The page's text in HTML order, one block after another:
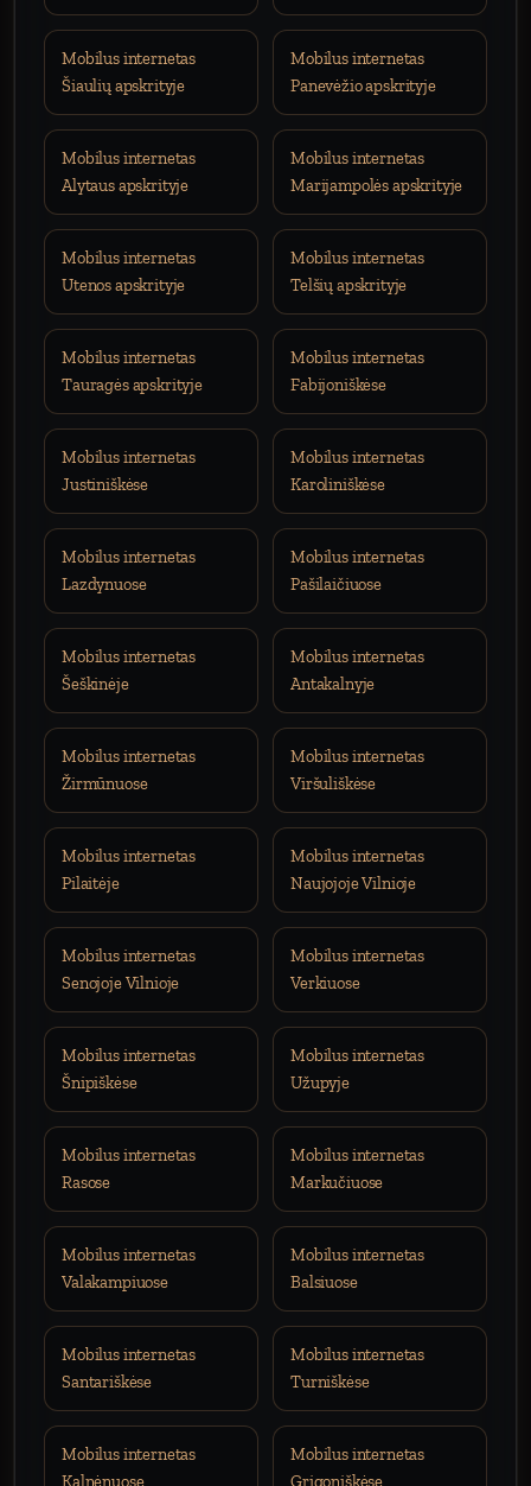
Mobilus internetas
Šiaulių apskrityje
Mobilus internetas
Panevėžio apskrityje
Mobilus internetas
Alytaus apskrityje
Mobilus internetas
Marijampolės apskrityje
Mobilus internetas
Utenos apskrityje
Mobilus internetas
Telšių apskrityje
Mobilus internetas
Tauragės apskrityje
Mobilus internetas
Fabijoniškėse
Mobilus internetas
Justiniškėse
Mobilus internetas
Karoliniškėse
Mobilus internetas
Lazdynuose
Mobilus internetas
Pašilaičiuose
Mobilus internetas
Šeškinėje
Mobilus internetas
Antakalnyje
Mobilus internetas
Žirmūnuose
Mobilus internetas
Viršuliškėse
Mobilus internetas
Pilaitėje
Mobilus internetas
Naujojoje Vilnioje
Mobilus internetas
Senojoje Vilnioje
Mobilus internetas
Verkiuose
Mobilus internetas
Šnipiškėse
Mobilus internetas
Užupyje
Mobilus internetas
Rasose
Mobilus internetas
Markučiuose
Mobilus internetas
Valakampiuose
Mobilus internetas
Balsiuose
Mobilus internetas
Santariškėse
Mobilus internetas
Turniškėse
Mobilus internetas
Kalnėnuose
Mobilus internetas
Grigoniškėse